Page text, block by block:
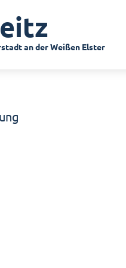
Christian Thieme
an der Weißen Elster